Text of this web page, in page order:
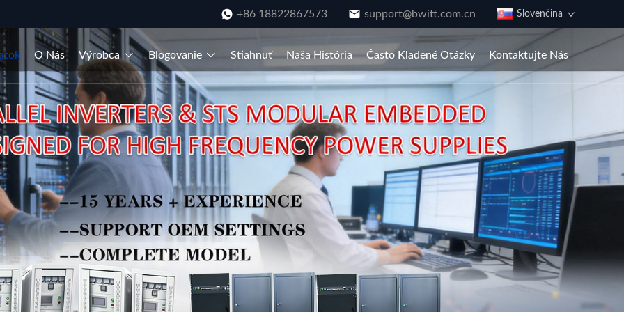
+86 18822867573 support@bwitt.com.cn Slovenčina
O Nás Výrobca Blogovanie Stiahnuť Naša História Často Kladené Otázky Kontaktujte Nás